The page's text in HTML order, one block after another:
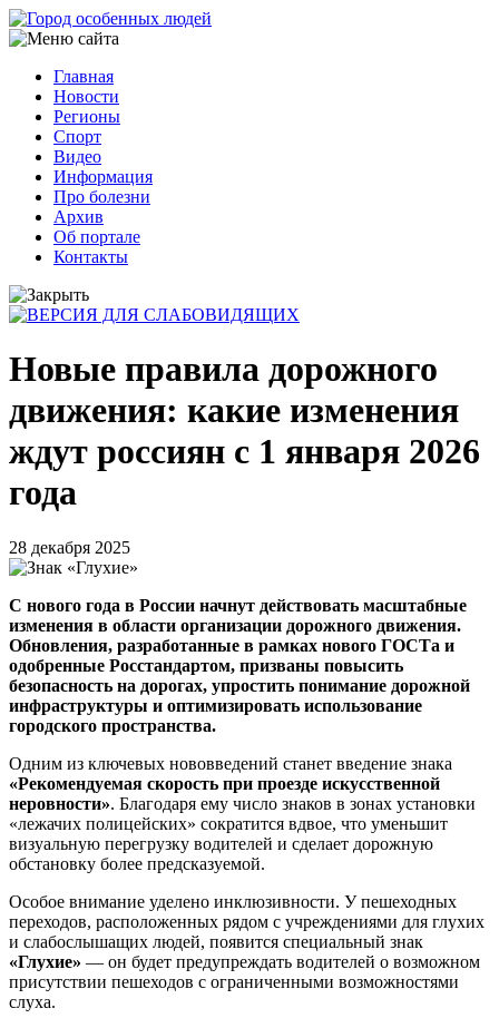
Перейти
к
содержанию
Основная
навигация
Главная
Новости
Регионы
Спорт
Видео
Информация
Про болезни
Архив
Об портале
Контакты
Новые правила дорожного
движения: какие изменения
ждут россиян с 1 января 2026
года
28 декабря 2025
С нового года в России начнут действовать масштабные
изменения в области организации дорожного движения.
Обновления, разработанные в рамках нового ГОСТа и
одобренные Росстандартом, призваны повысить
безопасность на дорогах, упростить понимание дорожной
инфраструктуры и оптимизировать использование
городского пространства.
Одним из ключевых нововведений станет введение знака
«Рекомендуемая скорость при проезде искусственной
неровности». Благодаря ему число знаков в зонах установки
«лежачих полицейских» сократится вдвое, что уменьшит
визуальную перегрузку водителей и сделает дорожную
обстановку более предсказуемой.
Особое внимание уделено инклюзивности. У пешеходных
переходов, расположенных рядом с учреждениями для глухих
и слабослышащих людей, появится специальный знак
«Глухие» — он будет предупреждать водителей о возможном
присутствии пешеходов с ограниченными возможностями
слуха.